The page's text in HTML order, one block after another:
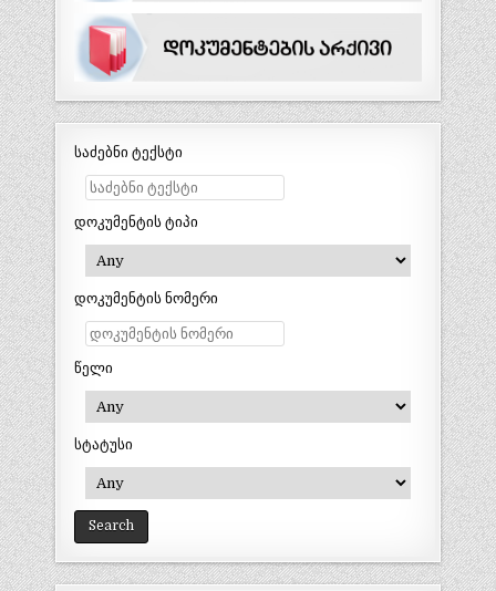
საძებნი ტექსტი
დოკუმენტის ტიპი
დოკუმენტის ნომერი
წელი
სტატუსი